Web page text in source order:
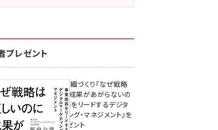
プレゼント
成果を生む組織づくり『なぜ戦略
は正しいのに成果があがらないの
か？ 事業成長をリードするデジタ
ルマーケティング・マネジメント』を
3名様にプレゼント